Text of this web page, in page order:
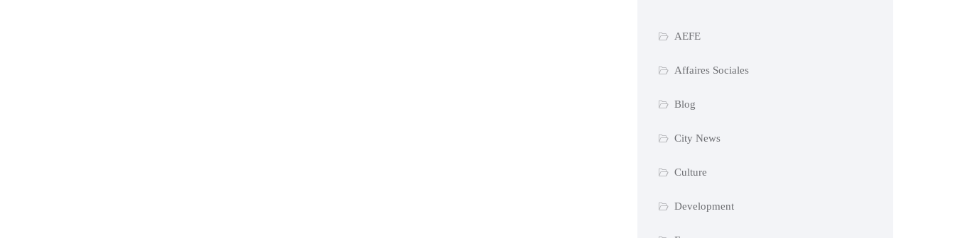
AEFE
Affaires Sociales
Blog
City News
Culture
Development